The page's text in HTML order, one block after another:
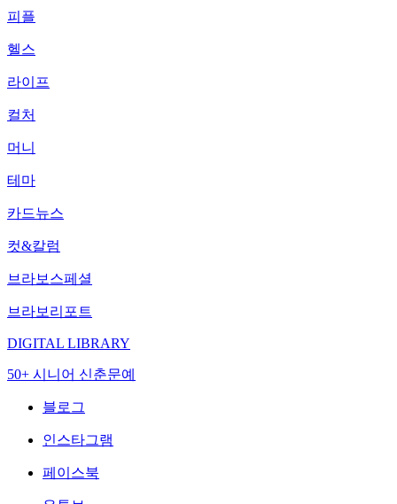
피플
헬스
라이프
컬처
머니
테마
카드뉴스
컷&칼럼
브라보스페셜
브라보리포트
DIGITAL LIBRARY
50+ 시니어 신춘문예
블로그
인스타그램
페이스북